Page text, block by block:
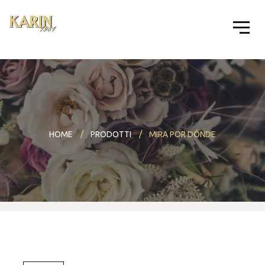
HOME PRODOTTI MIRA POR DÓNDE